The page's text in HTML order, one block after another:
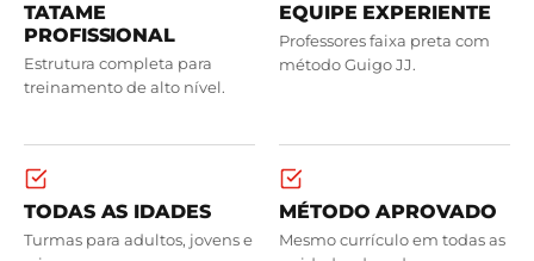
TATAME
PROFISSIONAL
Estrutura completa para
treinamento de alto nível.
EQUIPE EXPERIENTE
Professores faixa preta com
método Guigo JJ.
TODAS AS IDADES
Turmas para adultos, jovens e
MÉTODO APROVADO
Mesmo currículo em todas as